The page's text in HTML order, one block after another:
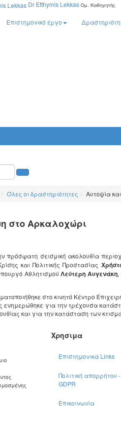
Dr Efthymis Lekkas Ομ. Καθηγητής
Επιστημονικό έργο
Όλες οι δραστηριότητες Αυτοψία
στο Αρκαλοχώρι
πρόσφατη σεισμική ακολουθία
και Πολιτικής Προστασίας
ΑθλητισμούΛεύτερη Αυγενάκη,
στο κινητό Κέντρο
ενημερώθηκε για την τρέχουσα
και για την κατάσταση των
Χρησιμα
Επιστημονικά Links
Πολιτική
GDPR
Επικοινωνία